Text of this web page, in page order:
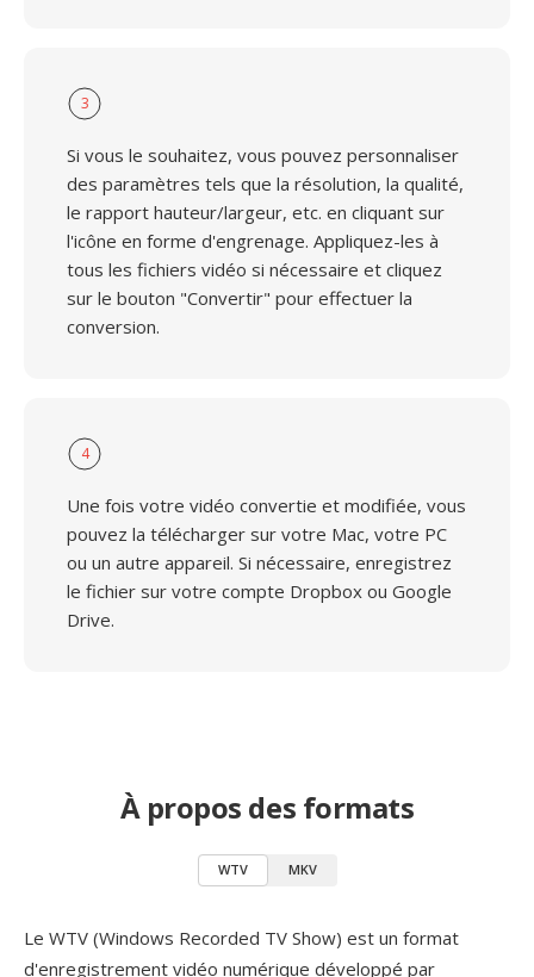
3
Si vous le souhaitez, vous pouvez personnaliser
des paramètres tels que la résolution, la qualité,
le rapport hauteur/largeur, etc. en cliquant sur
l'icône en forme d'engrenage. Appliquez-les à
tous les fichiers vidéo si nécessaire et cliquez
sur le bouton "Convertir" pour effectuer la
conversion.
4
Une fois votre vidéo convertie et modifiée, vous
pouvez la télécharger sur votre Mac, votre PC
ou un autre appareil. Si nécessaire, enregistrez
le fichier sur votre compte Dropbox ou Google
Drive.
À propos des formats
WTV MKV
Le WTV (Windows Recorded TV Show) est un format
d'enregistrement vidéo numérique développé par